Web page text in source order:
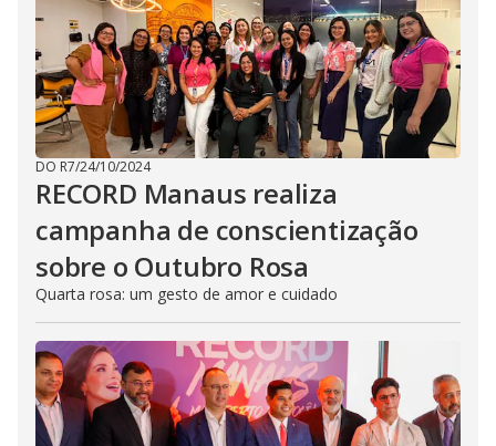
DO R7/24/10/2024
RECORD Manaus realiza
campanha de conscientização
sobre o Outubro Rosa
Quarta rosa: um gesto de amor e cuidado